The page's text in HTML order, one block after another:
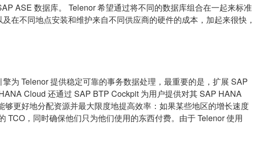
ASE 数据库。 Telenor 希望通过将不同的数据库组合在一起来标准
在不同地点安装和维护来自不同供应商的硬件的成本，加起来很快，
为 Telenor 提供稳定可靠的事务数据处理，最重要的是，扩展 SAP
Cloud 还通过 SAP BTP Cockpit 为用户提供对其 SAP HANA
更好地分配资源并最大限度地提高效率：如果某些地区的增长速度
，同时确保他们只为他们使用的东西付费。由于 Telenor 使用